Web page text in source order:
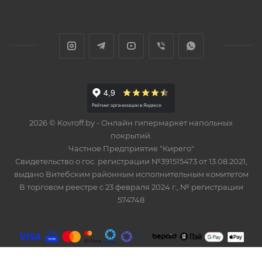
2026 © Kovroff.by - Онлайн гипермаркет напольных
покрытий.
Частное Предприятие "Кирего"
Свидетельство о гос. регистрации №391515473 от 13.08.2021,
выдано Витебским районным исполнительным комитетом
В торговом реестре с 23 февраля 2024 г., № регистрации
574748